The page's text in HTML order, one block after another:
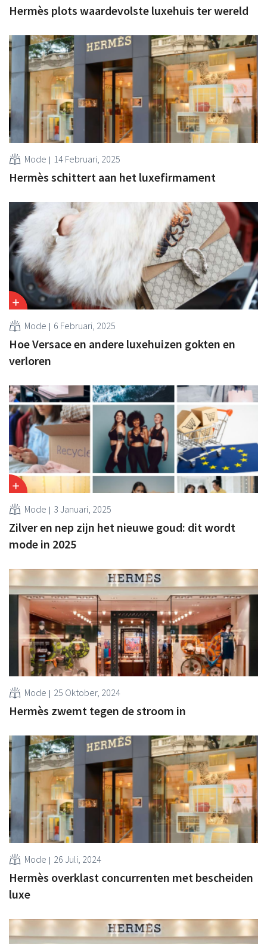
Hermès plots waardevolste luxehuis ter wereld
Mode 14 Februari, 2025
Hermès schittert aan het luxefirmament
Mode 6 Februari, 2025
Hoe Versace en andere luxehuizen gokten en
verloren
Mode 3 Januari, 2025
Zilver en nep zijn het nieuwe goud: dit wordt
mode in 2025
Mode 25 Oktober, 2024
Hermès zwemt tegen de stroom in
Mode 26 Juli, 2024
Hermès overklast concurrenten met bescheiden
luxe